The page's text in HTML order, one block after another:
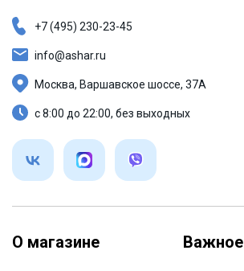
О магазине Важное
+7 (495) 230-23-45
info@ashar.ru
Москва, Варшавское шоссе, 37А
с 8:00 до 22:00, без выходных